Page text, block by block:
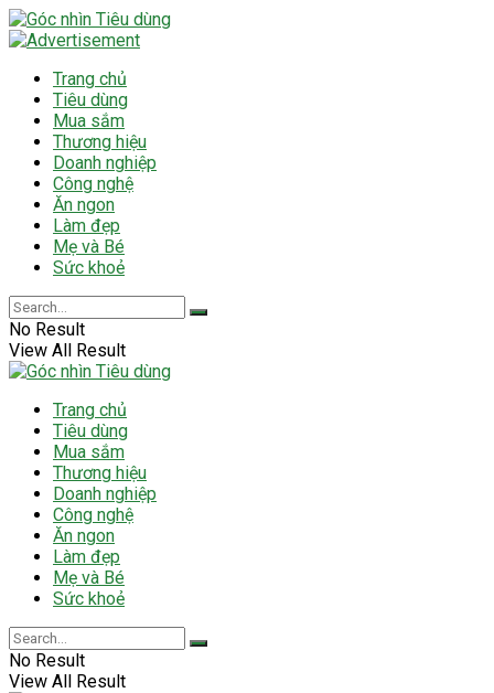
Trang chủ
Tiêu dùng
Mua sắm
Thương hiệu
Doanh nghiệp
Công nghệ
Ăn ngon
Làm đẹp
Mẹ và Bé
Sức khoẻ
No Result
View All Result
Trang chủ
Tiêu dùng
Mua sắm
Thương hiệu
Doanh nghiệp
Công nghệ
Ăn ngon
Làm đẹp
Mẹ và Bé
Sức khoẻ
No Result
View All Result